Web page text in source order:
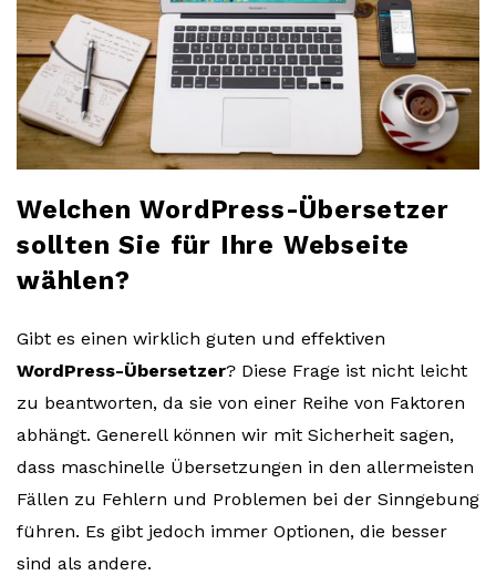
b
l
o
g
Welchen WordPress-Übersetzer
sollten Sie für Ihre Webseite
wählen?
Gibt es einen wirklich guten und effektiven
WordPress-Übersetzer? Diese Frage ist nicht leicht
zu beantworten, da sie von einer Reihe von Faktoren
abhängt. Generell können wir mit Sicherheit sagen,
dass maschinelle Übersetzungen in den allermeisten
Fällen zu Fehlern und Problemen bei der Sinngebung
führen. Es gibt jedoch immer Optionen, die besser
sind als andere.